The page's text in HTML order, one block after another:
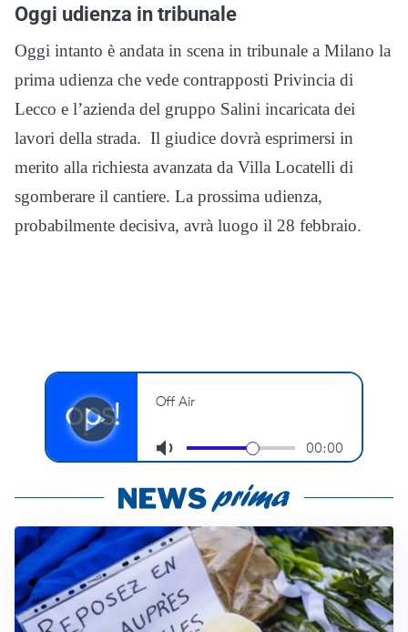
Oggi udienza in tribunale
Oggi intanto è andata in scena in tribunale a Milano la
prima udienza che vede contrapposti Privincia di
Lecco e l’azienda del gruppo Salini incaricata dei
lavori della strada. Il giudice dovrà esprimersi in
merito alla richiesta avanzata da Villa Locatelli di
sgomberare il cantiere. La prossima udienza,
probabilmente decisiva, avrà luogo il 28 febbraio.